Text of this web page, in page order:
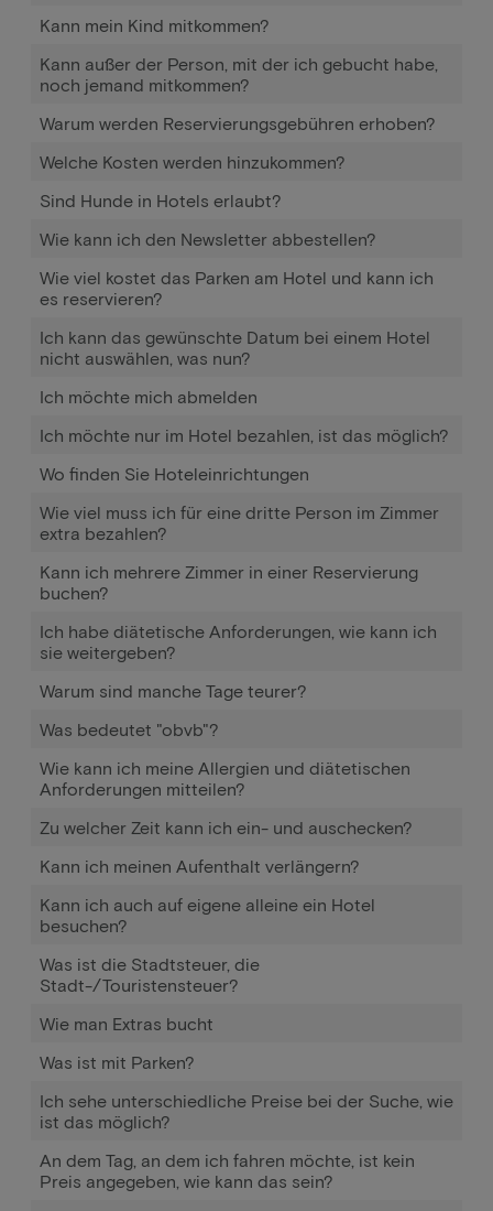
Kann mein Kind mitkommen?
Kann außer der Person, mit der ich gebucht habe,
noch jemand mitkommen?
Warum werden Reservierungsgebühren erhoben?
Welche Kosten werden hinzukommen?
Sind Hunde in Hotels erlaubt?
Wie kann ich den Newsletter abbestellen?
Wie viel kostet das Parken am Hotel und kann ich
es reservieren?
Ich kann das gewünschte Datum bei einem Hotel
nicht auswählen, was nun?
Ich möchte mich abmelden
Ich möchte nur im Hotel bezahlen, ist das möglich?
Wo finden Sie Hoteleinrichtungen
Wie viel muss ich für eine dritte Person im Zimmer
extra bezahlen?
Kann ich mehrere Zimmer in einer Reservierung
buchen?
Ich habe diätetische Anforderungen, wie kann ich
sie weitergeben?
Warum sind manche Tage teurer?
Was bedeutet "obvb"?
Wie kann ich meine Allergien und diätetischen
Anforderungen mitteilen?
Zu welcher Zeit kann ich ein- und auschecken?
Kann ich meinen Aufenthalt verlängern?
Kann ich auch auf eigene alleine ein Hotel
besuchen?
Was ist die Stadtsteuer, die
Stadt-/Touristensteuer?
Wie man Extras bucht
Was ist mit Parken?
Ich sehe unterschiedliche Preise bei der Suche, wie
ist das möglich?
An dem Tag, an dem ich fahren möchte, ist kein
Preis angegeben, wie kann das sein?